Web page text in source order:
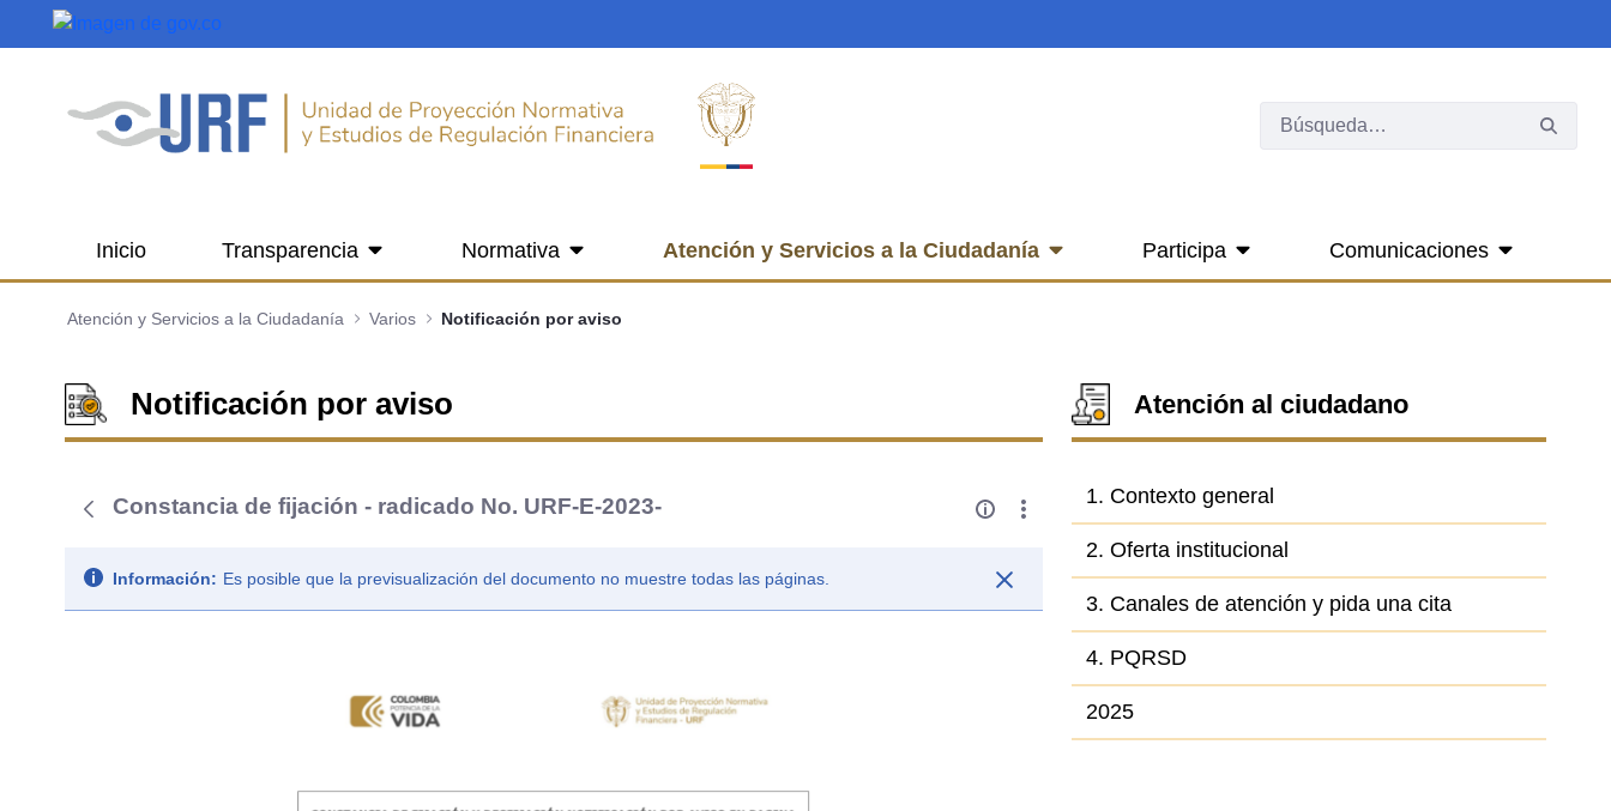
Saltar al contenido principal
Inicio Transparencia Normativa Atención y Servicios a la Ciudadanía Participa Comunicaciones
Atención y Servicios a la Ciudadanía Varios Notificación por aviso
Notificación por aviso
Constancia de fijación - radicado No. URF-E-2023-
Información: Es posible que la previsualización del documento no muestre todas las páginas.
Atención al ciudadano
1. Contexto general
2. Oferta institucional
3. Canales de atención y pida una cita
4. PQRSD
2025